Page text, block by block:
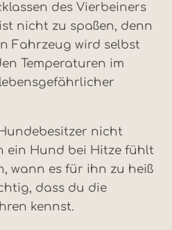
des Vierbeiners
nicht zu spaßen, denn
Fahrzeug wird selbst
Temperaturen im
nicht
ein Hund bei Hitze fühlt
wann es für ihn zu heiß
dass du die
kennst.